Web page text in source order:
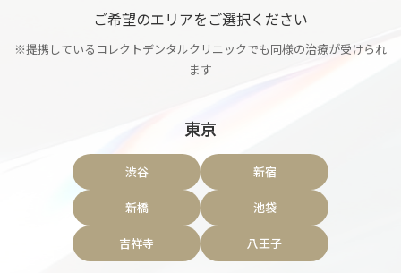
ご希望のエリアをご選択ください
※提携しているコレクトデンタルクリニックでも同様の治療が受けられ
ます
東京
渋谷 新宿
新橋 池袋
吉祥寺 八王子